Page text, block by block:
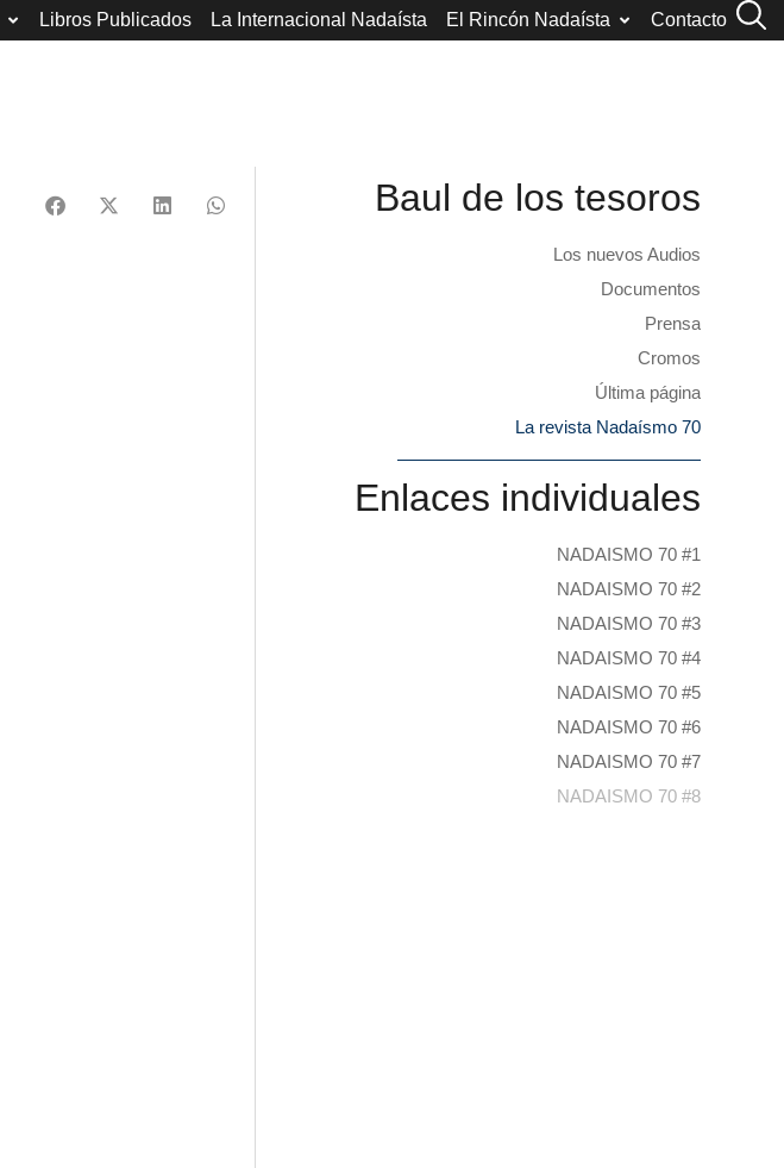
Libros Publicados La Internacional Nadaísta El Rincón Nadaísta Contacto
Baul de los tesoros
Los nuevos Audios
Documentos
Prensa
Cromos
Última página
La revista Nadaísmo 70
Enlaces individuales
NADAISMO 70 #1
NADAISMO 70 #2
NADAISMO 70 #3
NADAISMO 70 #4
NADAISMO 70 #5
NADAISMO 70 #6
NADAISMO 70 #7
NADAISMO 70 #8